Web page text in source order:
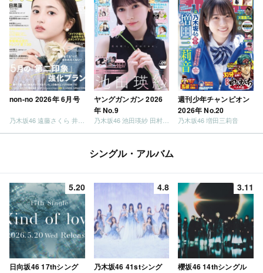
non-no 2026年 6月号
ヤングガンガン 2026
年 No.9
乃木坂46 池田瑛紗 田村真佑
週刊少年チャンピオン
2026年 No.20
乃木坂46 増田三莉音
シングル・アルバム
5.20
日向坂46 17thシング
4.8
乃木坂46 41stシング
3.11
櫻坂46 14thシングル